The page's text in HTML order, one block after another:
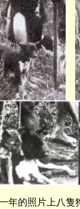
的照片上八隻